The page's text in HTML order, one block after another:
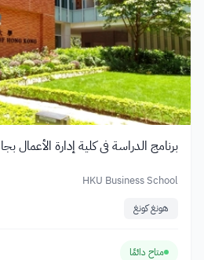
برنامج الدراسة في كلية إدارة الأعمال
HKU Business School
هونغ كونغ
متاح دائمًا